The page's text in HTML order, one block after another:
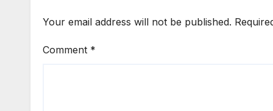
Your email address will not be published.
Comment *